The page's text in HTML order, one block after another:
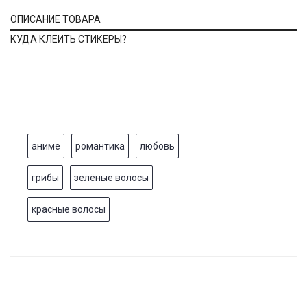
ОПИСАНИЕ ТОВАРА
КУДА КЛЕИТЬ СТИКЕРЫ?
аниме романтика любовь
грибы зелёные волосы
красные волосы